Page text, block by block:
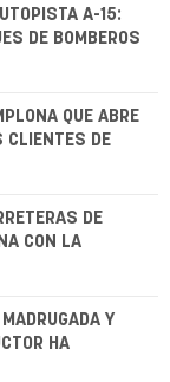
A-15:
DE BOMBEROS
QUE ABRE
CLIENTES DE
DE
CON LA
Y
HA